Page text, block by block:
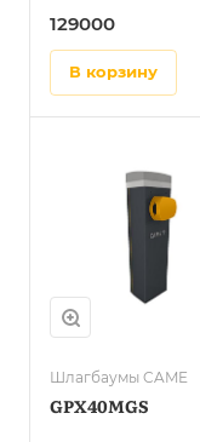
129000
в корзину
Шлагбаумы CAME
GPX40MGS